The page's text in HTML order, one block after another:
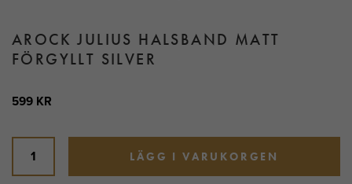
AROCK JULIUS HALSBAND MATT
FÖRGYLLT SILVER
599 KR
LÄGG I VARUKORGEN